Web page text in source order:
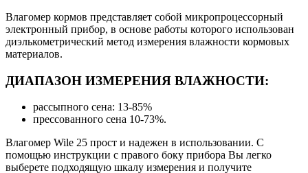
Влагомер кормов представляет собой микропроцессорный
электронный прибор, в основе работы которого использован
диэлькометрический метод измерения влажности кормовых
материалов.
ДИАПАЗОН ИЗМЕРЕНИЯ ВЛАЖНОСТИ:
рассыпного сена: 13-85%
прессованного сена 10-73%.
Влагомер Wile 25 прост и надежен в использовании. С
помощью инструкции с правого боку прибора Вы легко
выберете подходящую шкалу измерения и получите